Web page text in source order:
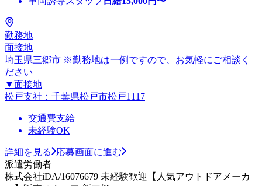
勤務地
面接地
埼玉県三郷市 ※勤務地は一例ですので、お気軽にご相談く
ださい
▼面接地
松戸支社：千葉県松戸市松戸1117
交通費支給
未経験OK
詳細を見る
応募画面に進む
派遣労働者
株式会社iDA/16076679 未経験歓迎【人気アウトドアメーカ